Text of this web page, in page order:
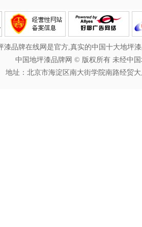
漆品牌在线网是官方,真实的中国十大地坪
中国地坪漆品牌网 © 版权所有 未经中
地址：北京市海淀区南大街学院南路经贸大